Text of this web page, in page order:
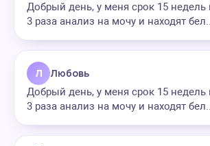
Добрый день, у меня срок 15 недель
3 раза анализ на мочу и находят
Л Любовь
Добрый день, у меня срок 15 недель
3 раза анализ на мочу и находят